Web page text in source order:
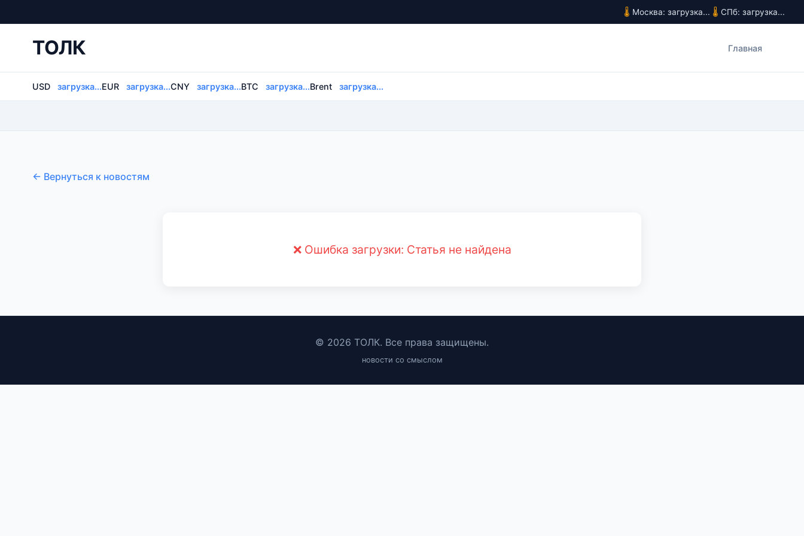
Москва: загрузка... СПб: загрузка...
ТОЛК Главная
USD загрузка...EUR загрузка...CNY загрузка...BTC загрузка...Brent загрузка...
← Вернуться к новостям
❌ Ошибка загрузки: Статья не найдена
© 2026 ТОЛК. Все права защищены.
новости со смыслом